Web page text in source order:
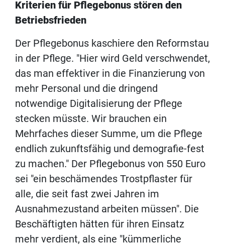
Kriterien für Pflegebonus stören den
Betriebsfrieden
Der Pflegebonus kaschiere den Reformstau
in der Pflege. "Hier wird Geld verschwendet,
das man effektiver in die Finanzierung von
mehr Personal und die dringend
notwendige Digitalisierung der Pflege
stecken müsste. Wir brauchen ein
Mehrfaches dieser Summe, um die Pflege
endlich zukunftsfähig und demografie-fest
zu machen." Der Pflegebonus von 550 Euro
sei "ein beschämendes Trostpflaster für
alle, die seit fast zwei Jahren im
Ausnahmezustand arbeiten müssen". Die
Beschäftigten hätten für ihren Einsatz
mehr verdient, als eine "kümmerliche